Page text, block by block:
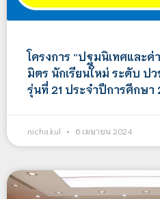
โครงการ “ปฐมนิเทศและค่
มิตร นักเรียนใหม่ ระดับ ป
รุ่นที่ 21 ประจำปีการศึกษา
nicha.kul 6 เมษายน 2024